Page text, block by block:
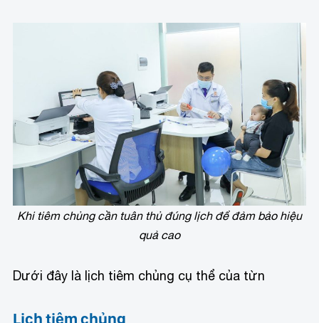
Khi tiêm chủng cần tuân thủ đúng lịch để đảm bảo hiệu
quả cao
Dưới đây là lịch tiêm chủng cụ thể của từn
Lịch tiêm chủng